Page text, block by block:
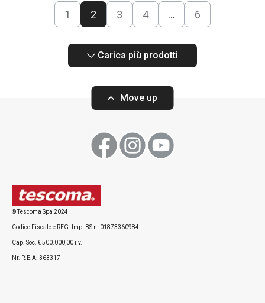
1 2 3 4 … 6
Carica più prodotti
Move up
© Tescoma Spa 2024
Codice Fiscale e REG. Imp. BS n. 01873360984
Cap. Soc. € 500.000,00 i.v.
Nr. R.E.A. 363317